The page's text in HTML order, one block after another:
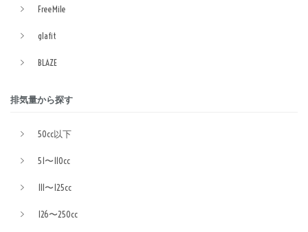
FreeMile
glafit
BLAZE
排気量から探す
50cc以下
51〜110cc
111〜125cc
126〜250cc